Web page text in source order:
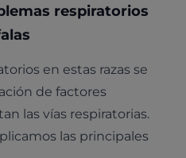
respiratorios
en estas razas se
de factores
las vías respiratorias.
las principales